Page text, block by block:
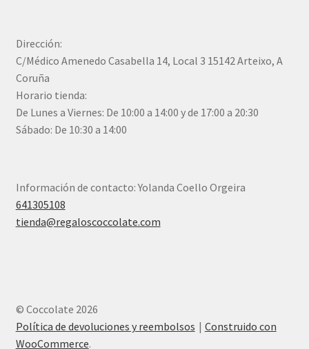
Dirección:
C/Médico Amenedo Casabella 14, Local 3 15142 Arteixo, A
Coruña
Horario tienda:
De Lunes a Viernes: De 10:00 a 14:00 y de 17:00 a 20:30
Sábado: De 10:30 a 14:00
Información de contacto: Yolanda Coello Orgeira
641305108
tienda@regaloscoccolate.com
© Coccolate 2026
Política de devoluciones y reembolsos
Construido con
WooCommerce.